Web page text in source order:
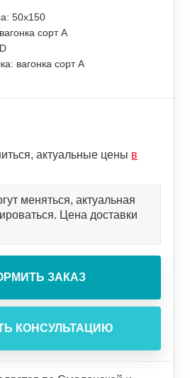
50х150
сорт А
вагонка сорт А
актуальные цены в
меняться, актуальная
Цена доставки